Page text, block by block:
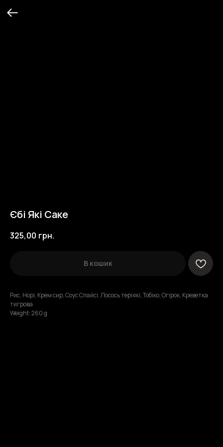
Єбі Які Саке
325,00 грн.
В кошик
Рис, Норі, Крем сир, Соус Спайсі, Лосось теріякі, Тобіко, Огірок, Креветка
тигрова
Weight: 260 g